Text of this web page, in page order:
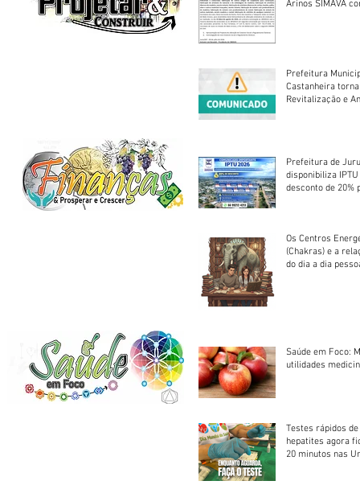
Arinos SIMAVA convoca à
Prefeitura
Castanheira
Revitalização e
Prefeitura de
disponibiliza
desconto de 20%
Os Centros
(Chakras) e a
do dia a dia
Saúde em Foco:
utilidades
Testes rápidos
hepatites agora
20 minutos nas